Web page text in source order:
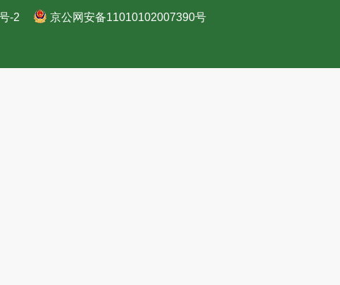
-2 京公网安备11010102007390号